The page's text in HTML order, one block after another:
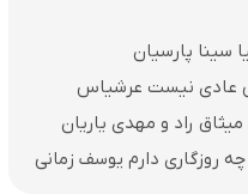
سینا پارسیان
عادی نیست عرشیاس
راد و مهدی یاریان
روزگاری دارم یوسف زمانی